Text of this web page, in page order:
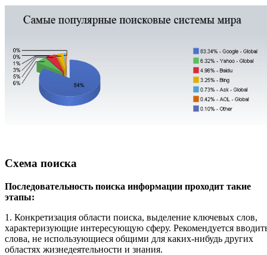
Схема поиска
Последовательность поиска информации проходит такие
этапы:
1. Конкретизация области поиска, выделение ключевых слов,
характеризующие интересующую сферу. Рекомендуется
слова, не использующиеся общими для каких-нибудь других
областях жизнедеятельности и знания.